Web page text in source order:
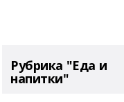
Рубрика "Еда и
напитки"